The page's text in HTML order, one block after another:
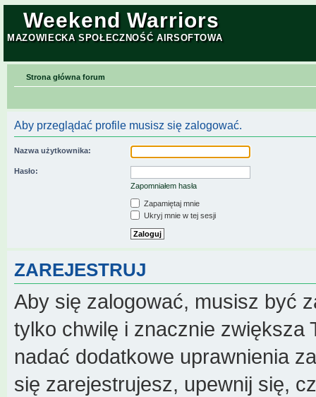
Weekend Warriors
MAZOWIECKA SPOŁECZNOŚĆ AIRSOFTOWA
Strona główna forum
Aby przeglądać profile musisz się zalogować.
Nazwa użytkownika:
Hasło:
Zapomniałem hasła
Zapamiętaj mnie
Ukryj mnie w tej sesji
ZAREJESTRUJ
Aby się zalogować, musisz być
tylko chwilę i znacznie zwiększa
nadać dodatkowe uprawnienia
się zarejestrujesz, upewnij się,